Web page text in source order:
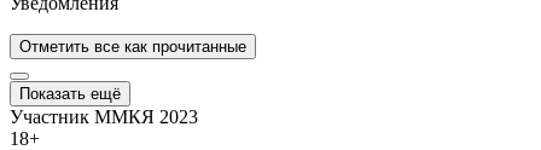
Отметить все как прочитанные
Показать ещё
Участник ММКЯ 2023
18+